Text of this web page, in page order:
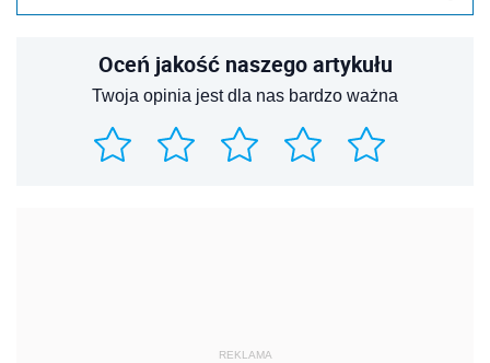
Oceń jakość naszego artykułu
Twoja opinia jest dla nas bardzo ważna
REKLAMA